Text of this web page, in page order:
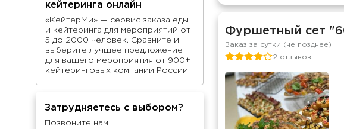
кейтеринга онлайн
«КейтерМи» — сервис заказа еды
и кейтеринга для мероприятий от
5 до 2000 человек. Сравните и
выберите лучшее предложение
для вашего мероприятия от 900+
кейтеринговых компании России
Затрудняетесь с выбором?
Позвоните нам
Фуршетный сет
Заказ за сутки (не позднее)
2 отзывов